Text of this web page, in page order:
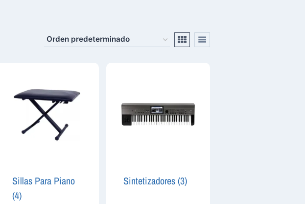
Sillas Para Piano
(4)
Sintetizadores(3)